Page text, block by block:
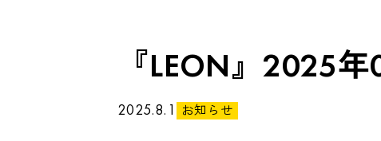
『LEON』2025
2025.8.1 お知らせ